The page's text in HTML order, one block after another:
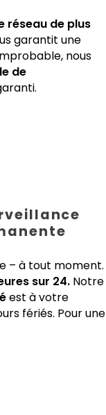
réseau de plus
garantit une
nous
de
– à tout moment.
sur 24. Notre
est à votre
fériés. Pour une